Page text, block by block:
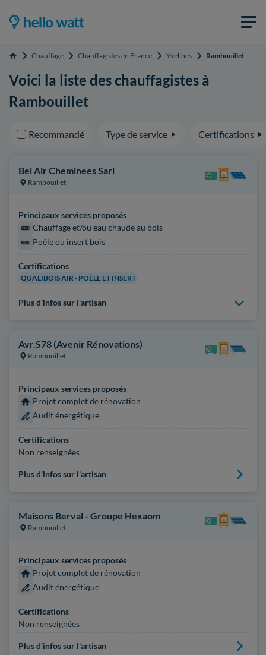
Accueil Chauffage Chauffagistes en France Yvelines Rambouillet
Voici la liste des chauffagistes à
Rambouillet
Recommandé Type de service Certifications
Bel Air Cheminees Sarl
Rambouillet
Principaux services proposés
Chauffage et/ou eau chaude au bois
Poêle ou insert bois
Certifications
QUALIBOIS AIR - POÊLE ET INSERT
Plus d'infos sur l'artisan
Avr.S78 (Avenir Rénovations)
Rambouillet
Principaux services proposés
Projet complet de rénovation
Audit énergétique
Certifications
Non renseignées
Plus d'infos sur l'artisan
Maisons Berval - Groupe Hexaom
Rambouillet
Principaux services proposés
Projet complet de rénovation
Audit énergétique
Certifications
Non renseignées
Plus d'infos sur l'artisan